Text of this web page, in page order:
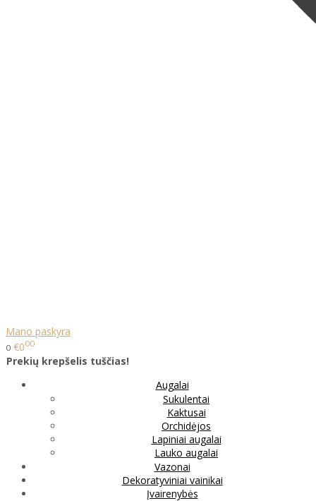
Mano paskyra
0 €000
Prekių krepšelis tuščias!
Augalai
Sukulentai
Kaktusai
Orchidėjos
Lapiniai augalai
Lauko augalai
Vazonai
Dekoratyviniai vainikai
Įvairenybės